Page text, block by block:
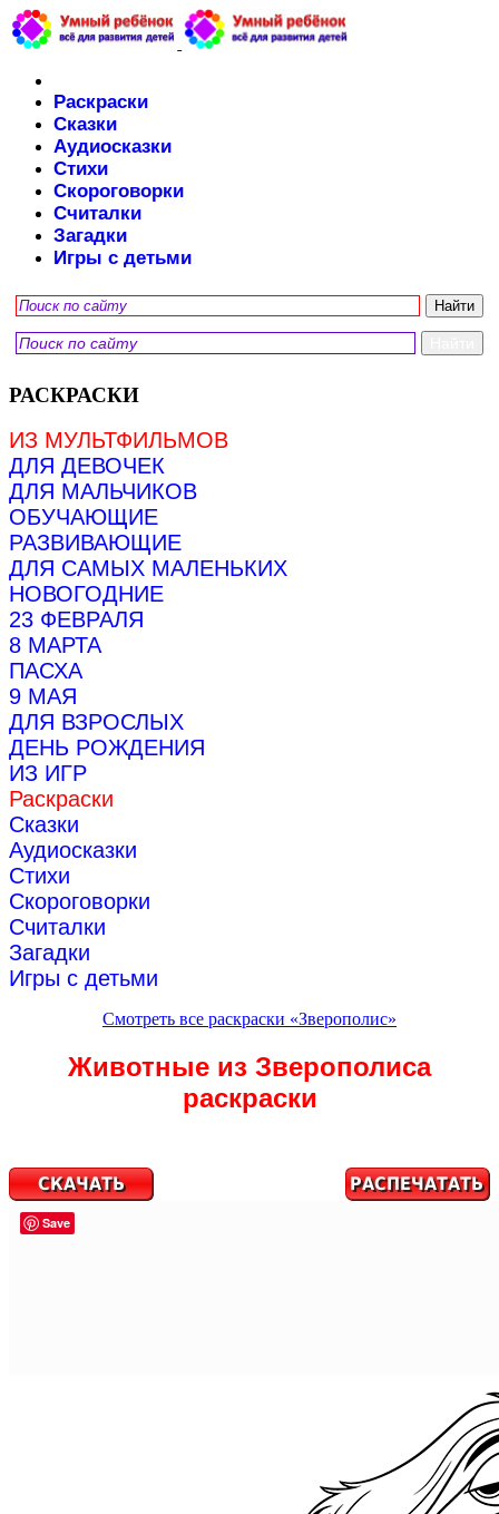
Раскраски
Сказки
Аудиосказки
Стихи
Скороговорки
Считалки
Загадки
Игры с детьми
РАСКРАСКИ
ИЗ МУЛЬТФИЛЬМОВ
ДЛЯ ДЕВОЧЕК
ДЛЯ МАЛЬЧИКОВ
ОБУЧАЮЩИЕ
РАЗВИВАЮЩИЕ
ДЛЯ САМЫХ МАЛЕНЬКИХ
НОВОГОДНИЕ
23 ФЕВРАЛЯ
8 МАРТА
ПАСХА
9 МАЯ
ДЛЯ ВЗРОСЛЫХ
ДЕНЬ РОЖДЕНИЯ
ИЗ ИГР
Раскраски
Сказки
Аудиосказки
Стихи
Скороговорки
Считалки
Загадки
Игры с детьми
Смотреть все раскраски «Зверополис»
Животные из Зверополиса
раскраски
Save